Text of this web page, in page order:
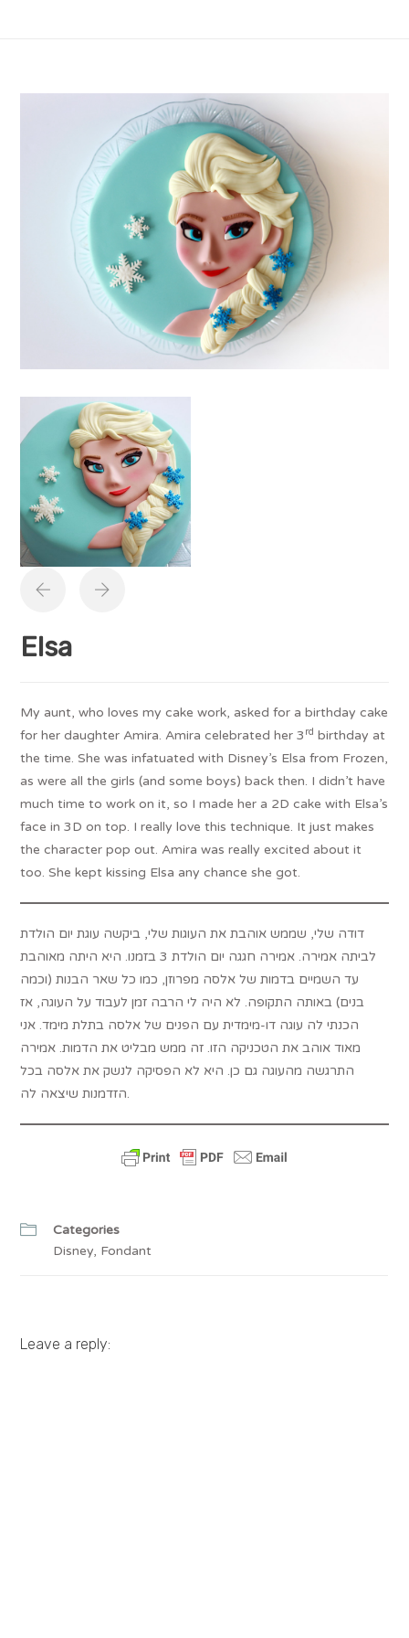
Elsa
My aunt, who loves my cake work, asked for a birthday cake
for her daughter Amira. Amira celebrated her 3 rd birthday at
the time. She was infatuated with Disney’s Elsa from Frozen,
as were all the girls (and some boys) back then. I didn’t have
much time to work on it, so I made her a 2D cake with Elsa’s
face in 3D on top. I really love this technique. It just makes
the character pop out. Amira was really excited about it
too. She kept kissing Elsa any chance she got.
דודה שלי, שממש אוהבת את העוגות שלי, ביקשה עוגת יום הולדת
לביתה אמירה. אמירה חגגה יום הולדת 3 בזמנו. היא היתה מאוהבת
עד השמיים בדמות של אלסה מפרוזן, כמו כל שאר הבנות (וכמה
בנים) באותה התקופה. לא היה לי הרבה זמן לעבוד על העוגה, אז
הכנתי לה עוגה דו-מימדית עם הפנים של אלסה בתלת מימד. אני
מאוד אוהב את הטכניקה הזו. זה ממש מבליט את הדמות. אמירה
התרגשה מהעוגה גם כן. היא לא הפסיקה לנשק את אלסה בכל
הזדמנות שיצאה לה.
Categories
Disney, Fondant
Leave a reply: